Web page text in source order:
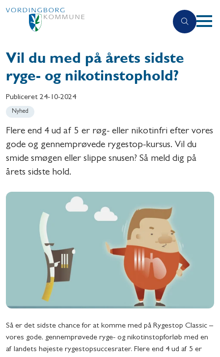
Vil du med på årets sidste
ryge- og nikotinstophold?
Publiceret 24-10-2024
Nyhed
Flere end 4 ud af 5 er røg- eller nikotinfri efter vores
gode og gennemprøvede rygestop-kursus. Vil du
smide smøgen eller slippe snusen? Så meld dig på
årets sidste hold.
Så er det sidste chance for at komme med på Rygestop Classic –
vores gode, gennemprøvede ryge- og nikotinstopforløb med en
af landets højeste rygestopsuccesrater. Flere end 4 ud af 5 er